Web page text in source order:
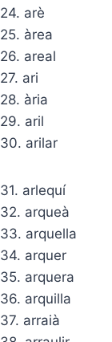
24. arè
25. àrea
26. areal
27. ari
28. ària
29. aril
30. arilar
31. arlequí
32. arqueà
33. arquella
34. arquer
35. arquera
36. arquilla
37. arraià